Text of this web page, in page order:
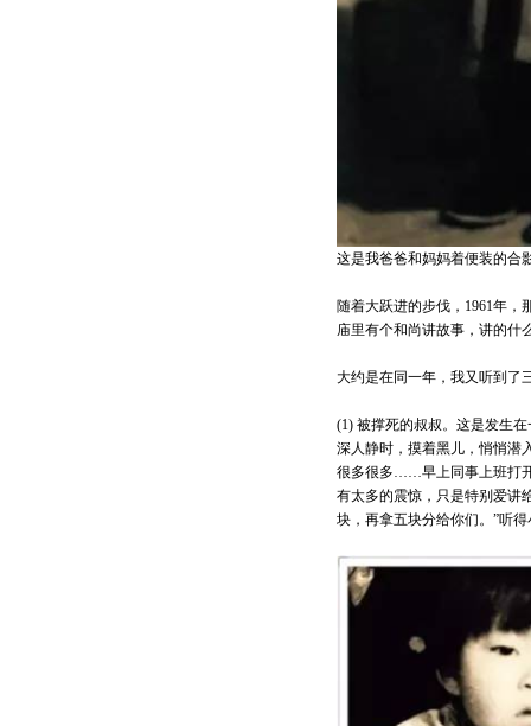
这是我爸爸和妈妈着便装的合
随着大跃进的步伐，1961年
庙里有个和尚讲故事，讲的
大约是在同一年，我又听到了
(1) 被撑死的叔叔。这是发生
深人静时，摸着黑儿，悄悄潜
很多很多……早上同事上班打
有太多的震惊，只是特别爱讲
块，再拿五块分给你们。”听